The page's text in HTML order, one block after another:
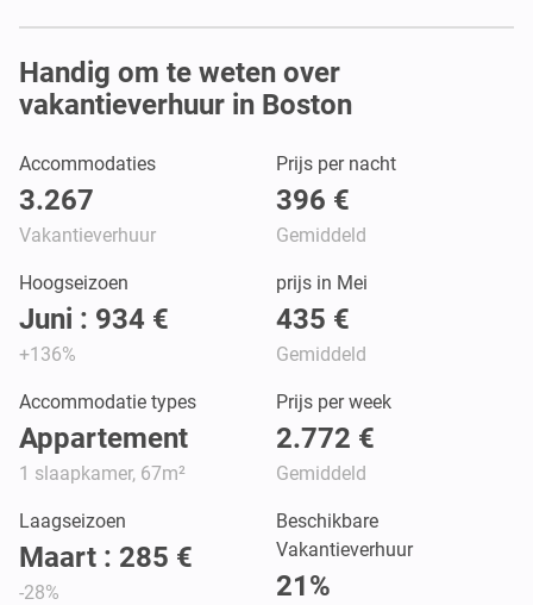
Handig om te weten over
vakantieverhuur in Boston
Accommodaties
3.267
Vakantieverhuur
Prijs per nacht
396 €
Gemiddeld
Hoogseizoen
Juni : 934 €
+136%
prijs in Mei
435 €
Gemiddeld
Accommodatie types
Appartement
1 slaapkamer, 67m²
Prijs per week
2.772 €
Gemiddeld
Laagseizoen
Maart : 285 €
-28%
Beschikbare
Vakantieverhuur
21%